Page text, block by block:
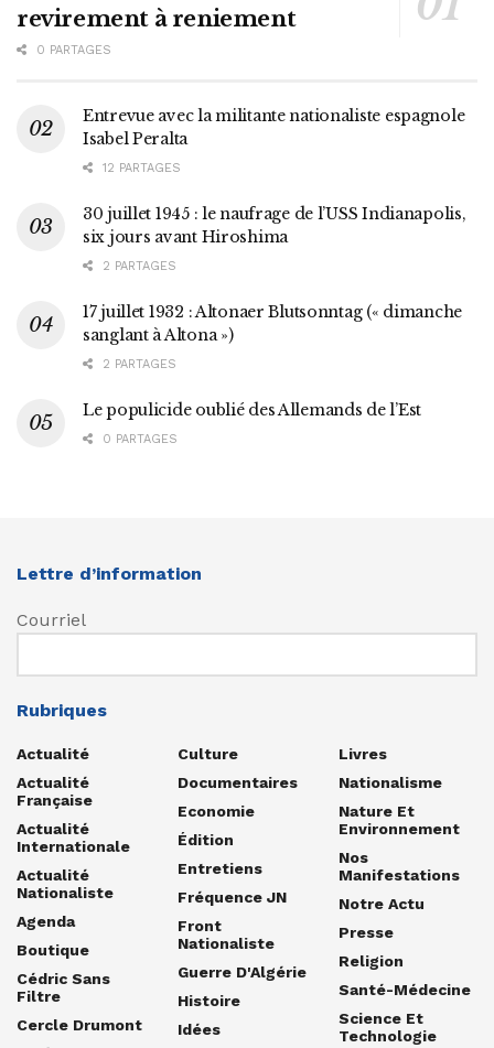
revirement à reniement
0 PARTAGES
Entrevue avec la militante nationaliste espagnole
Isabel Peralta
12 PARTAGES
30 juillet 1945 : le naufrage de l’USS Indianapolis,
six jours avant Hiroshima
2 PARTAGES
17 juillet 1932 : Altonaer Blutsonntag (« dimanche
sanglant à Altona »)
2 PARTAGES
Le populicide oublié des Allemands de l’Est
0 PARTAGES
Lettre d’information
Courriel
Rubriques
Actualité
Actualité
Française
Actualité
Internationale
Actualité
Nationaliste
Agenda
Boutique
Cédric Sans
Filtre
Cercle Drumont
Culture
Documentaires
Economie
Édition
Entretiens
Fréquence JN
Front
Nationaliste
Guerre D'Algérie
Histoire
Idées
Livres
Nationalisme
Nature Et
Environnement
Nos
Manifestations
Notre Actu
Presse
Religion
Santé-Médecine
Science Et
Technologie